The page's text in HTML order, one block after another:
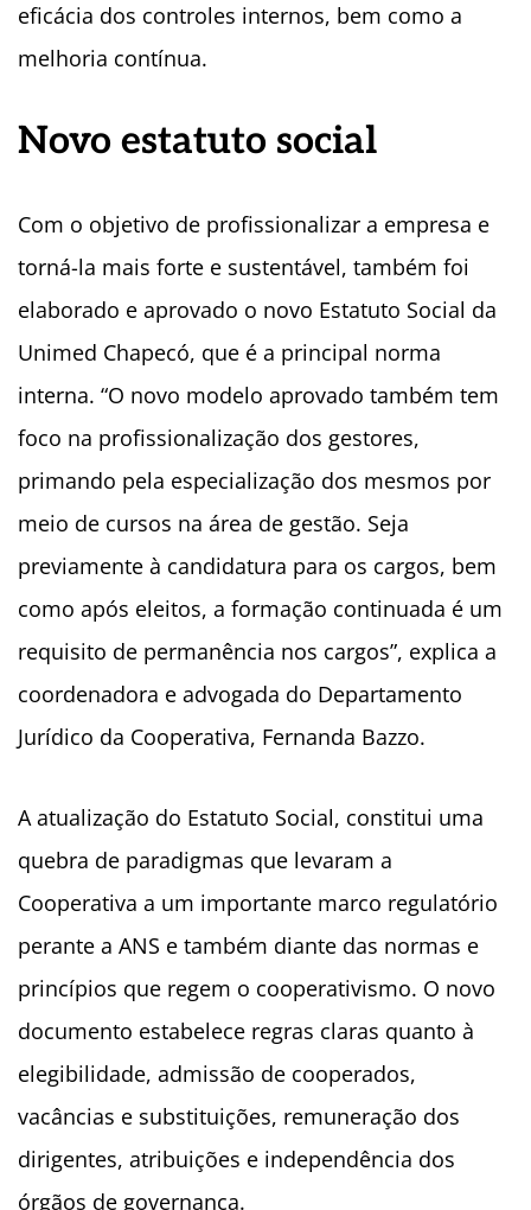
eficácia dos controles internos, bem como a
melhoria contínua.
Novo estatuto social
Com o objetivo de profissionalizar a empresa e
torná-la mais forte e sustentável, também foi
elaborado e aprovado o novo Estatuto Social da
Unimed Chapecó, que é a principal norma
interna. “O novo modelo aprovado também tem
foco na profissionalização dos gestores,
primando pela especialização dos mesmos por
meio de cursos na área de gestão. Seja
previamente à candidatura para os cargos, bem
como após eleitos, a formação continuada é um
requisito de permanência nos cargos”, explica a
coordenadora e advogada do Departamento
Jurídico da Cooperativa, Fernanda Bazzo.
A atualização do Estatuto Social, constitui uma
quebra de paradigmas que levaram a
Cooperativa a um importante marco regulatório
perante a ANS e também diante das normas e
princípios que regem o cooperativismo. O novo
documento estabelece regras claras quanto à
elegibilidade, admissão de cooperados,
vacâncias e substituições, remuneração dos
dirigentes, atribuições e independência dos
órgãos de governança.